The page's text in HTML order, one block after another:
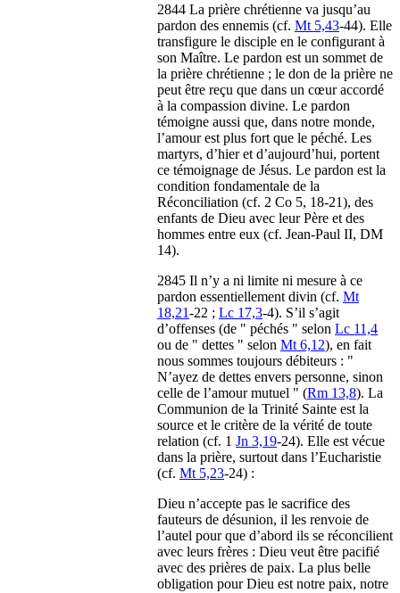
2844 La prière chrétienne va jusqu’au
pardon des ennemis (cf. Mt 5,43-44). Elle
transfigure le disciple en le configurant à
son Maître. Le pardon est un sommet de
la prière chrétienne ; le don de la prière ne
peut être reçu que dans un cœur accordé
à la compassion divine. Le pardon
témoigne aussi que, dans notre monde,
l’amour est plus fort que le péché. Les
martyrs, d’hier et d’aujourd’hui, portent
ce témoignage de Jésus. Le pardon est la
condition fondamentale de la
Réconciliation (cf. 2 Co 5, 18-21), des
enfants de Dieu avec leur Père et des
hommes entre eux (cf. Jean-Paul II, DM
14).
2845 Il n’y a ni limite ni mesure à ce
pardon essentiellement divin (cf. Mt
18,21-22 ; Lc 17,3-4). S’il s’agit
d’offenses (de " péchés " selon Lc 11,4
ou de " dettes " selon Mt 6,12), en fait
nous sommes toujours débiteurs : "
N’ayez de dettes envers personne, sinon
celle de l’amour mutuel " (Rm 13,8). La
Communion de la Trinité Sainte est la
source et le critère de la vérité de toute
relation (cf. 1 Jn 3,19-24). Elle est vécue
dans la prière, surtout dans l’Eucharistie
(cf. Mt 5,23-24) :
Dieu n’accepte pas le sacrifice des
fauteurs de désunion, il les renvoie de
l’autel pour que d’abord ils se réconcilient
avec leurs frères : Dieu veut être pacifié
avec des prières de paix. La plus belle
obligation pour Dieu est notre paix, notre